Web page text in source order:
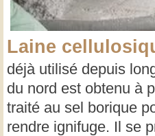
Laine
déjà utilisé depuis
du nord est obtenu à
traité au sel borique
rendre ignifuge. Il se